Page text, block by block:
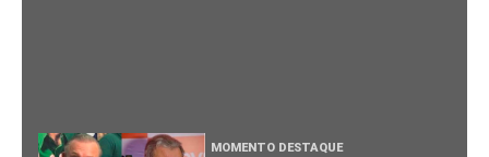
MOMENTO DESTAQUE